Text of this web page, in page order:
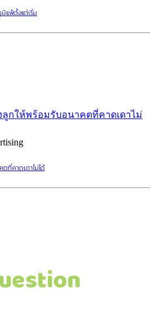
แพ้ตั้งแต่เริ่ม
ตที่คาดเดาไม่ได้